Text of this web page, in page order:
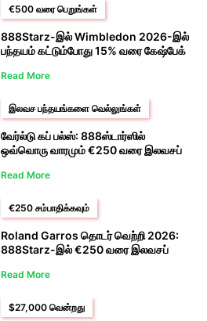
€500 வரை பெறுங்கள்
888Starz-இல் Wimbledon 2026-இல்
பந்தயம் கட்டும்போது 15% வரை கேஷ்பேக்
Read More
இலவச பந்தயங்களை வெல்லுங்கள்
வேர்ல்டு கப் பல்ஸ்: 888ஸ்டார்ஸில்
ஒவ்வொரு வாரமும் €250 வரை இலவசப்
Read More
€250 சம்பாதிக்கவும்
Roland Garros தொடர் வெற்றி 2026:
888Starz-இல் €250 வரை இலவசப்
Read More
$27,000 வென்றது